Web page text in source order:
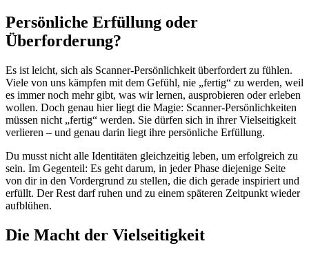
Persönliche Erfüllung oder
Überforderung?
Es ist leicht, sich als Scanner-Persönlichkeit überfordert zu fühlen.
Viele von uns kämpfen mit dem Gefühl, nie „fertig“ zu werden, weil
es immer noch mehr gibt, was wir lernen, ausprobieren oder erleben
wollen. Doch genau hier liegt die Magie: Scanner-Persönlichkeiten
müssen nicht „fertig“ werden. Sie dürfen sich in ihrer Vielseitigkeit
verlieren – und genau darin liegt ihre persönliche Erfüllung.
Du musst nicht alle Identitäten gleichzeitig leben, um erfolgreich zu
sein. Im Gegenteil: Es geht darum, in jeder Phase diejenige Seite
von dir in den Vordergrund zu stellen, die dich gerade inspiriert und
erfüllt. Der Rest darf ruhen und zu einem späteren Zeitpunkt wieder
aufblühen.
Die Macht der Vielseitigkeit